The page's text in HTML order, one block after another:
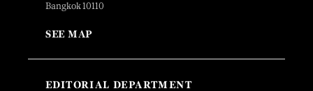
Bangkok 10110
SEE MAP
EDITORIAL DEPARTMENT